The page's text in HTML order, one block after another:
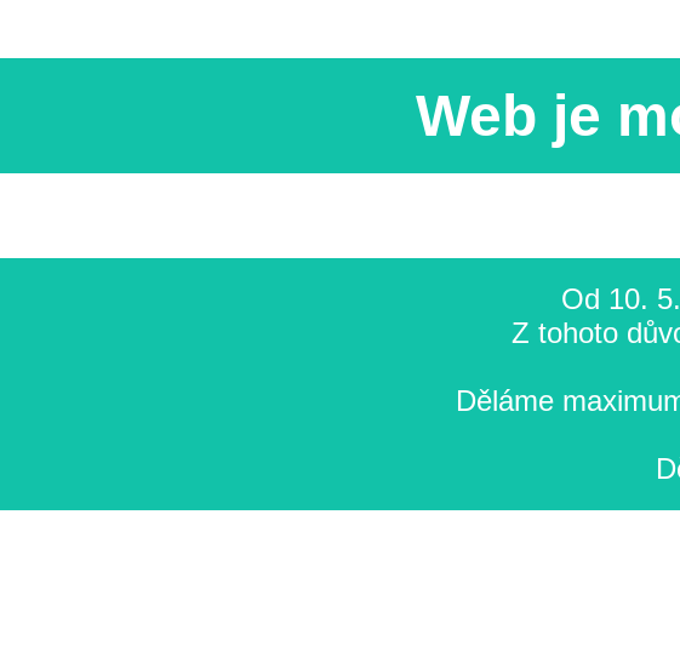
Web je
Od 10.
Z tohoto
Děláme